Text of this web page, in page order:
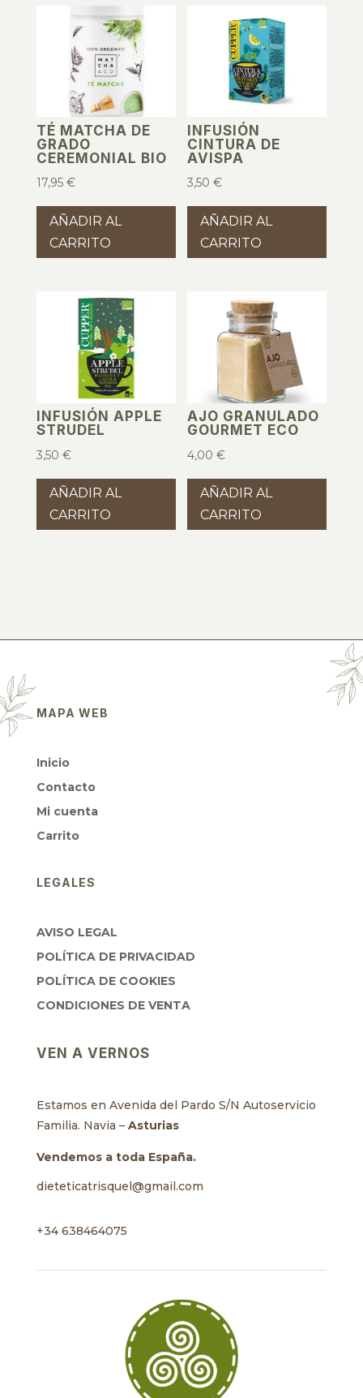
TÉ MATCHA DE
GRADO
CEREMONIAL BIO
17,95 €
AÑADIR AL
CARRITO
INFUSIÓN
CINTURA DE
AVISPA
3,50€
AÑADIR AL
CARRITO
INFUSIÓN APPLE
STRUDEL
3,50 €
AÑADIR AL
CARRITO
AJO GRANULADO
GOURMET ECO
4,00€
AÑADIR AL
CARRITO
MAPA WEB
Inicio
Contacto
Mi cuenta
Carrito
LEGALES
AVISO LEGAL
POLÍTICA DE PRIVACIDAD
POLÍTICA DE COOKIES
CONDICIONES DE VENTA
VEN A VERNOS
Estamos en Avenida del Pardo S/N Autoservicio
Familia. Navia – Asturias
Vendemos a toda España.
dieteticatrisquel@gmail.com
+34 638464075